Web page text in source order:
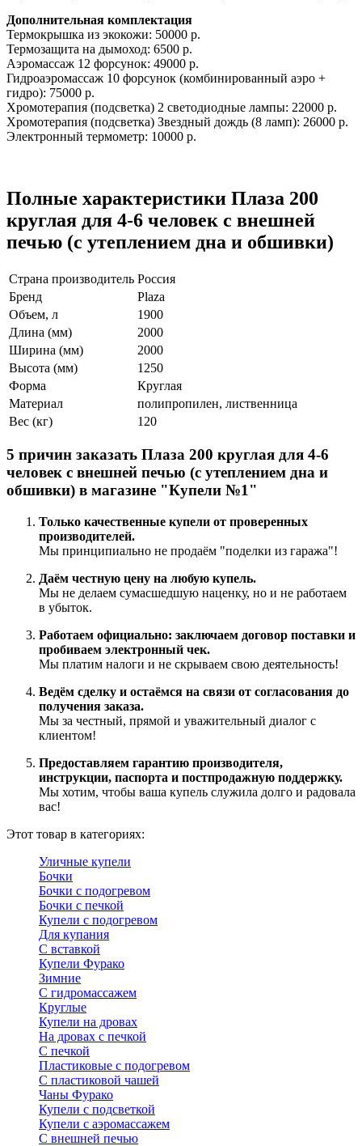
Дополнительная комплектация
Термокрышка из экокожи: 50000 р.
Термозащита на дымоход: 6500 р.
Аэромассаж 12 форсунок: 49000 р.
Гидроаэромассаж 10 форсунок (комбинированный аэро +
гидро): 75000 р.
Хромотерапия (подсветка) 2 светодиодные лампы: 22000 р.
Хромотерапия (подсветка) Звездный дождь (8 ламп): 26000 р.
Электронный термометр: 10000 р.
Полные характеристики Плаза 200
круглая для 4-6 человек с внешней
печью (с утеплением дна и обшивки)
Страна производитель Россия
Бренд
Plaza
Объем, л
1900
Длина (мм)
2000
Ширина (мм)
2000
Высота (мм)
1250
Форма
Круглая
Материал
полипропилен, лиственница
Вес (кг)
120
5 причин заказать Плаза 200 круглая для 4-6
человек с внешней печью (с утеплением дна и
обшивки) в магазине "Купели №1"
Только качественные купели от проверенных
производителей.
Мы принципиально не продаём "поделки из гаража"!
Даём честную цену на любую купель.
Мы не делаем сумасшедшую наценку, но и не работаем
в убыток.
Работаем официально: заключаем договор поставки и
пробиваем электронный чек.
Мы платим налоги и не скрываем свою деятельность!
Ведём сделку и остаёмся на связи от согласования до
получения заказа.
Мы за честный, прямой и уважительный диалог с
клиентом!
Предоставляем гарантию производителя,
инструкции, паспорта и постпродажную поддержку.
Мы хотим, чтобы ваша купель служила долго и радовала
вас!
Этот товар в категориях:
Уличные купели
Бочки
Бочки с подогревом
Бочки с печкой
Купели с подогревом
Для купания
С вставкой
Купели Фурако
Зимние
С гидромассажем
Круглые
Купели на дровах
На дровах с печкой
С печкой
Пластиковые с подогревом
С пластиковой чашей
Чаны Фурако
Купели с подсветкой
Купели с аэромассажем
С внешней печью